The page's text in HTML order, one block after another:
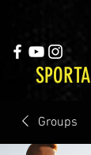
Groups